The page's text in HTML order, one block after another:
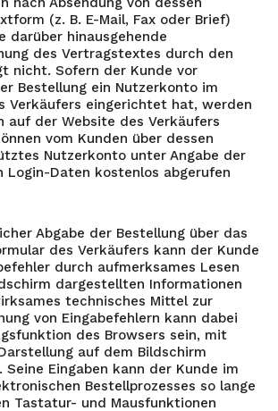
(z. B. E-Mail, Fax oder Brief)
darüber hinausgehende
des Vertragstextes durch den
nicht. Sofern der Kunde vor
Bestellung ein Nutzerkonto im
Verkäufers eingerichtet hat, werden
auf der Website des Verkäufers
vom Kunden über dessen
Nutzerkonto unter Angabe der
Login-Daten kostenlos abgerufen
Abgabe der Bestellung über das
des Verkäufers kann der Kunde
durch aufmerksames Lesen
dargestellten Informationen
technisches Mittel zur
von Eingabefehlern kann dabei
des Browsers sein, mit
auf dem Bildschirm
Eingaben kann der Kunde im
Bestellprozesses so lange
Tastatur- und Mausfunktionen